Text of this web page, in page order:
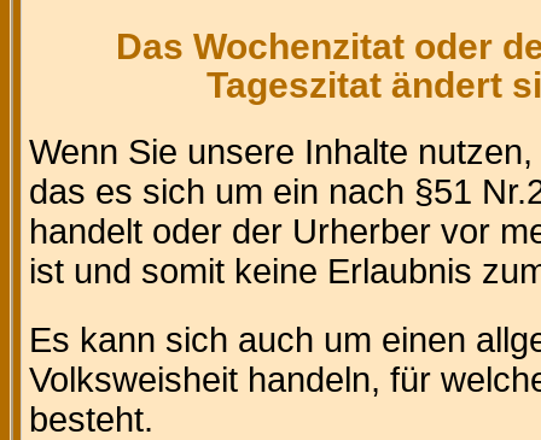
Das Wochenzitat oder
Tageszitat ändert
Wenn Sie unsere Inhalte
das es sich um ein nach §51
handelt oder der Urherber vor
ist und somit keine Erlaubnis
Es kann sich auch um einen
Volksweisheit handeln, für
besteht.